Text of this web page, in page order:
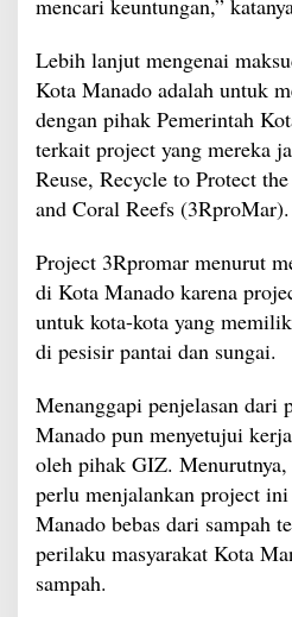
mencari keuntungan,”
Lebih lanjut mengenai
Kota Manado adalah untuk
dengan pihak Pemerintah
terkait project yang mereka
Reuse, Recycle to Protect
and Coral Reefs (3RproMar).
Project 3Rpromar menurut
di Kota Manado karena
untuk kota-kota yang
di pesisir pantai dan sungai.
Menanggapi penjelasan dari
Manado pun menyetujui
oleh pihak GIZ.
perlu menjalankan project
Manado bebas dari sampah
perilaku masyarakat Kota
sampah.